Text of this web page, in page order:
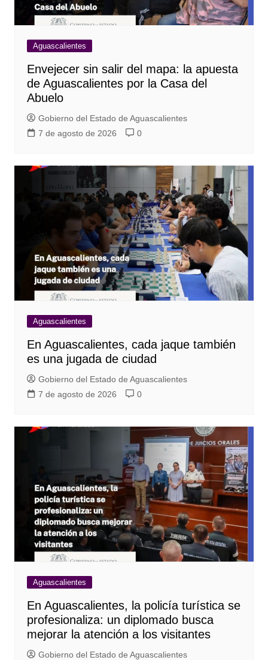
Aguascalientes
Envejecer sin salir del mapa: la apuesta
de Aguascalientes por la Casa del
Abuelo
Gobierno del Estado de Aguascalientes
7 de agosto de 2026
0
Aguascalientes
En Aguascalientes, cada jaque también
es una jugada de ciudad
Gobierno del Estado de Aguascalientes
7 de agosto de 2026
0
Aguascalientes
En Aguascalientes, la policía turística se
profesionaliza: un diplomado busca
mejorar la atención a los visitantes
Gobierno del Estado de Aguascalientes